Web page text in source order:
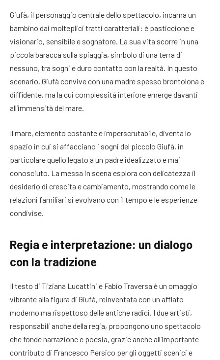
Giufà, il personaggio centrale dello spettacolo, incarna un
bambino dai molteplici tratti caratteriali: è pasticcione e
visionario, sensibile e sognatore. La sua vita scorre in una
piccola baracca sulla spiaggia, simbolo di una terra di
nessuno, tra sogni e duro contatto con la realtà. In questo
scenario, Giufà convive con una madre spesso brontolona e
diffidente, ma la cui complessità interiore emerge davanti
all’immensità del mare.
Il mare, elemento costante e imperscrutabile, diventa lo
spazio in cui si affacciano i sogni del piccolo Giufà, in
particolare quello legato a un padre idealizzato e mai
conosciuto. La messa in scena esplora con delicatezza il
desiderio di crescita e cambiamento, mostrando come le
relazioni familiari si evolvano con il tempo e le esperienze
condivise.
Regia e interpretazione: un dialogo
con la tradizione
Il testo di Tiziana Lucattini e Fabio Traversa è un omaggio
vibrante alla figura di Giufà, reinventata con un afflato
moderno ma rispettoso delle antiche radici. I due artisti,
responsabili anche della regia, propongono uno spettacolo
che fonde narrazione e poesia, grazie anche all’importante
contributo di Francesco Persico per gli oggetti scenici e